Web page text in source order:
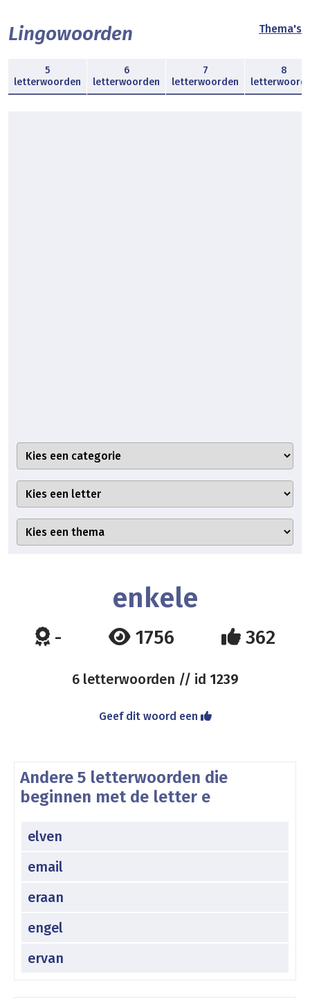
Lingowoorden Thema's
5
letterwoorden
6
letterwoorden
7
letterwoorden
8
enkele
- 1756 362
6 letterwoorden // id 1239
Geef dit woord een
Andere 5 letterwoorden die
beginnen met de letter e
elven
email
eraan
engel
ervan